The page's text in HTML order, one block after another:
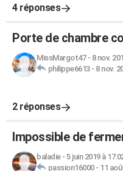
4 réponses
Porte de chambre
MissMargot47- 8 nov.
philippe6613- 8 nov.
2 réponses
Impossible de
baladie- 5 juin 2019 à
passion16000- 11